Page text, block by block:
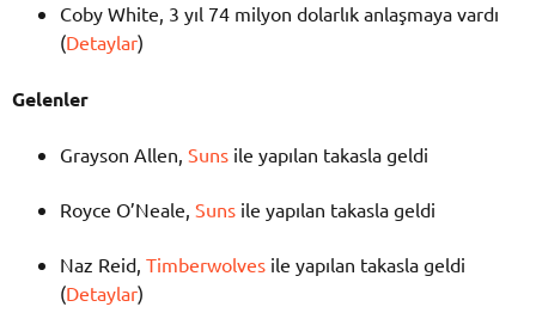
Coby White, 3 yıl 74 milyon dolarlık anlaşmaya vardı
(Detaylar)
Gelenler
Grayson Allen, Suns ile yapılan takasla geldi
Royce O’Neale, Suns ile yapılan takasla geldi
Naz Reid, Timberwolves ile yapılan takasla geldi
(Detaylar)